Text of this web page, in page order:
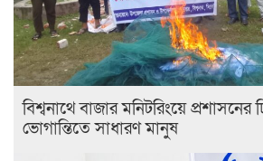
বিশ্বনাথে বাজার মনিটরিংয়ে প্রশাসনের
ভোগান্তিতে সাধারণ মানুষ